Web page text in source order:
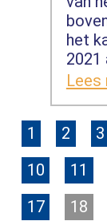
het
2021
Lees
1 2 3
10
11
17
18